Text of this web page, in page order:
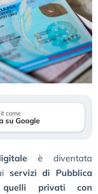
come
su Google
è diventata
servizi di Pubblica
quelli privati con